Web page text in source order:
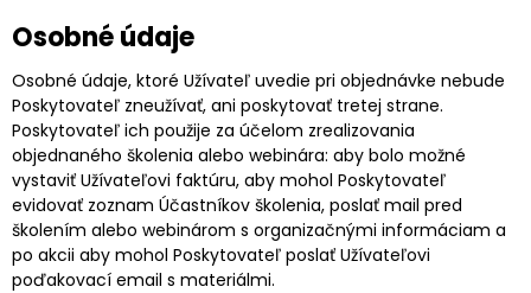
Osobné údaje
Osobné údaje, ktoré Užívateľ uvedie pri objednávke nebude
Poskytovateľ zneužívať, ani poskytovať tretej strane.
Poskytovateľ ich použije za účelom zrealizovania
objednaného školenia alebo webinára: aby bolo možné
vystaviť Užívateľovi faktúru, aby mohol Poskytovateľ
evidovať zoznam Účastníkov školenia, poslať mail pred
školením alebo webinárom s organizačnými informáciam a
po akcii aby mohol Poskytovateľ poslať Užívateľovi
poďakovací email s materiálmi.